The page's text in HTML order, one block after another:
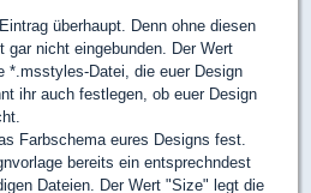
überhaupt. Denn ohne diesen
gar nicht eingebunden. Der Wert
*.msstyles-Datei, die euer Design
ihr auch festlegen, ob euer Design
Farbschema eures Designs fest.
bereits ein entsprechndest
Dateien. Der Wert "Size" legt die